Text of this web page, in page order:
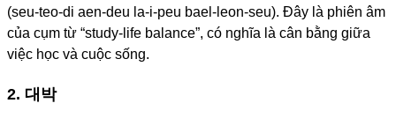
(seu-teo-di aen-deu la-i-peu bael-leon-seu). Đây là phiên âm
của cụm từ “study-life balance”, có nghĩa là cân bằng giữa
việc học và cuộc sống.
2. 대박